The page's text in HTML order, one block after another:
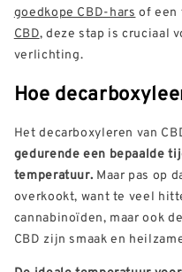
goedkope CBD-hars of een
CBD, deze stap is cruciaal
verlichting.
Hoe
Het decarboxyleren van
gedurende een bepaalde
temperatuur. Maar pas op
overkookt, want te veel
cannabinoïden, maar ook
CBD zijn smaak en